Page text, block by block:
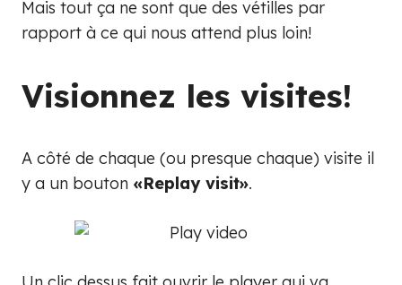
Mais tout ça ne sont que des vétilles par
rapport à ce qui nous attend plus loin!
Visionnez les visites!
A côté de chaque (ou presque chaque) visite il
y a un bouton «Replay visit».